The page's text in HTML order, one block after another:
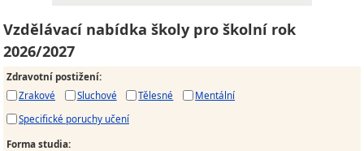
Vzdělávací nabídka školy pro školní rok
2026/2027
Zdravotní postižení:
Zrakové
Sluchové Tělesné
Mentální
Specifické poruchy učení
Forma studia: